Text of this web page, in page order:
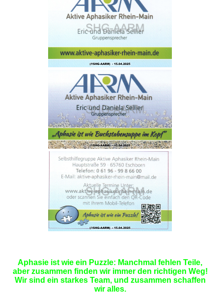
Aphasie ist wie ein Puzzle: Manchmal fehlen Teile,
aber zusammen finden wir immer den richtigen Weg!
Wir sind ein starkes Team, und zusammen schaffen
wir alles.